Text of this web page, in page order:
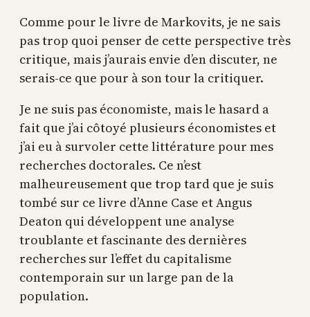
Comme pour le livre de Markovits, je ne sais
pas trop quoi penser de cette perspective très
critique, mais j’aurais envie d’en discuter, ne
serais-ce que pour à son tour la critiquer.
Je ne suis pas économiste, mais le hasard a
fait que j’ai côtoyé plusieurs économistes et
j’ai eu à survoler cette littérature pour mes
recherches doctorales. Ce n’est
malheureusement que trop tard que je suis
tombé sur ce livre d’Anne Case et Angus
Deaton qui développent une analyse
troublante et fascinante des dernières
recherches sur l’effet du capitalisme
contemporain sur un large pan de la
population.